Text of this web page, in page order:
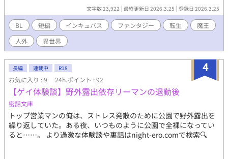
ィオスだった。 見かねた魔王が「応急の処置」として極上の精気
を注ぎ込んでくると——人間の理性は全力でブレーキをかけるの
に、インキュバスの身体はあっけなく陥落してしまい！？ しか
も、トーヤは魔王の規格外の魔力すら受け止められる「底なしの
器」だったことが発覚。 「お前の器の底を見たい」 魔王に気に入
られた、『食事』が出来ない元童貞インキュバスの運命
は……！？ ※はR18シーンがある話です。 ※イラスト、本文共に
AIを使用しています。
文字数 23,922 最終更新日 2026.3.25 登録日 2026.3.25
BL 短編 インキュバス ファンタジー 転生
魔王
人外
異世界
4
長編 連載中 R18
お気に入り : 9 24h.ポイント : 92
【ゲイ体験談】野外露出依存リーマンの退勤後
密話文庫
トップ営業マンの俺は、ストレス発散のために公園で野外露出を
繰り返していた。ある夜、いつものように公園で全裸になってい
ると……。 より過激な体験談や裏話はnight-ero.comで検索🔍